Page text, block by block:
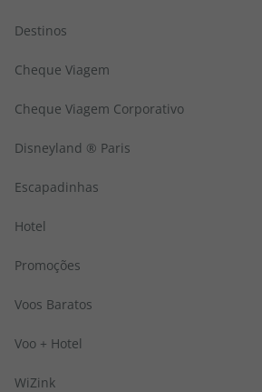
Destinos
Cheque Viagem
Cheque Viagem Corporativo
Disneyland ® Paris
Escapadinhas
Hotel
Promoções
Voos Baratos
Voo + Hotel
WiZink